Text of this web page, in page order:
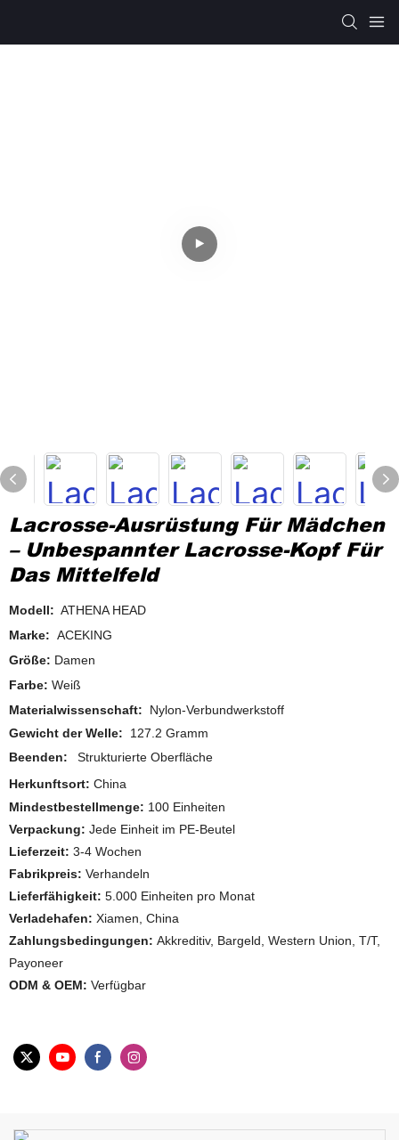
Lacrosse-Ausrüstung Für Mädchen
– Unbespannter Lacrosse-Kopf Für
Das Mittelfeld
Modell: ATHENA HEAD
Marke: ACEKING
Größe: Damen
Farbe: Weiß
Materialwissenschaft:
Nylon-Verbundwerkstoff
Gewicht der Welle:
127.2 Gramm
Beenden:
Strukturierte Oberfläche
Herkunftsort: China
Mindestbestellmenge: 100 Einheiten
Verpackung: Jede Einheit im PE-Beutel
Lieferzeit: 3-4 Wochen
Fabrikpreis: Verhandeln
Lieferfähigkeit: 5.000 Einheiten pro Monat
Verladehafen: Xiamen, China
Zahlungsbedingungen: Akkreditiv, Bargeld, Western Union, T/T,
Payoneer
ODM & OEM: Verfügbar